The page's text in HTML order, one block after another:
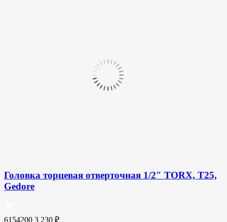
Головка торцевая отверточная 1/2″ TORX, T25,
Gedore
6154200 3 230 ₽